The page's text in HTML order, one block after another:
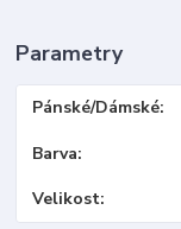
Parametry
Pánské/Dámské
Barva
Velikost